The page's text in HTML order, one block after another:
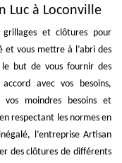
Luc à Loconville
et clôtures pour
vous mettre à l’abri des
but de vous fournir des
avec vos besoins,
moindres besoins et
respectant les normes en
l’entreprise Artisan
des clôtures de différents